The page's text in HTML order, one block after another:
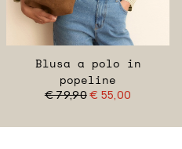
Blusa a polo in
popeline
€ 79,90€ 55,00